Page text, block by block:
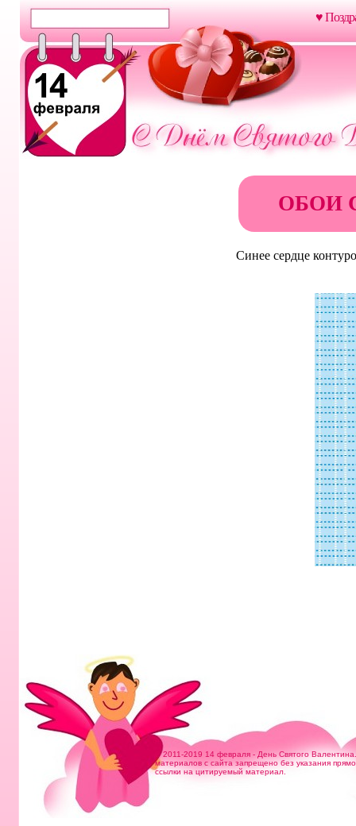
♥
ОБОИ
Синее сердце
© 2011-2019 14 февраля - День Святого
материалов с сайта запрещено без указания
ссылки на цитируемый материал.